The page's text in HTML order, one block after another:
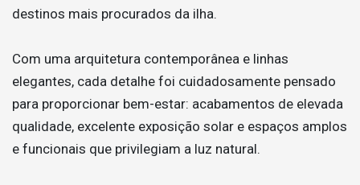
destinos mais procurados da ilha.
Com uma arquitetura contemporânea e linhas
elegantes, cada detalhe foi cuidadosamente pensado
para proporcionar bem-estar: acabamentos de elevada
qualidade, excelente exposição solar e espaços amplos
e funcionais que privilegiam a luz natural.